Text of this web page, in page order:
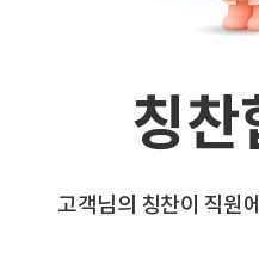
칭찬
고객님의 칭찬이 직원